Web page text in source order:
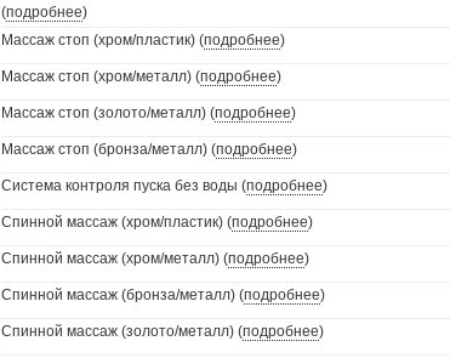
(подробнее)
Массаж стоп (хром/пластик) (подробнее)
Массаж стоп (хром/металл) (подробнее)
Массаж стоп (золото/металл) (подробнее)
Массаж стоп (бронза/металл) (подробнее)
Система контроля пуска без воды (подробнее)
Спинной массаж (хром/пластик) (подробнее)
Спинной массаж (хром/металл) (подробнее)
Спинной массаж (бронза/металл) (подробнее)
Спинной массаж (золото/металл) (подробнее)